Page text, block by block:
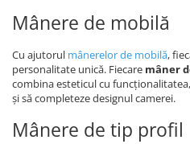
Mânere de mobilă
Cu ajutorul mânerelor de mobilă,
personalitate unică. Fiecare mâner
combina esteticul cu
și să completeze designul camerei.
Mânere de tip profil